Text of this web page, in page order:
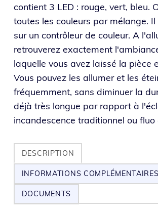
contient 3 LED : rouge, vert, bleu.
toutes les couleurs par mélange. Il
sur un contrôleur de couleur. A
retrouverez exactement
laquelle vous avez laissé la pièce
Vous pouvez les allumer et les
fréquemment, sans diminuer la
déjà très longue par rapport à
incandescence traditionnel ou fluo
DESCRIPTION
INFORMATIONS COMPLÉMENTAIRES
DOCUMENTS